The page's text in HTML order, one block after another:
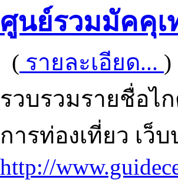
ศูนย์รวมมัคคุเ
( รายละเอียด... )
รวบรวมรายชื่อไ
การท่องเที่ยว เ
http://